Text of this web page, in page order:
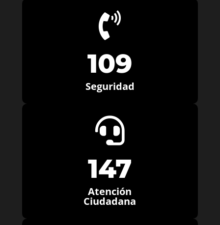

109
Seguridad

147
Atención
Ciudadana